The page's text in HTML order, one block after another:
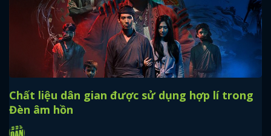
Chất liệu dân gian được sử dụng hợp lí trong
Đèn âm hồn